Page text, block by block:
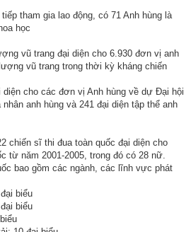
tham gia lao động, có 71 Anh hùng là
học
vũ trang đại diện cho 6.930 đơn vị anh
vũ trang trong thời kỳ kháng chiến
diện cho các đơn vị Anh hùng về dự Đại hội
anh hùng và 241 đại diện tập thể anh
chiến sĩ thi đua toàn quốc đại diện cho
từ năm 2001-2005, trong đó có 28 nữ.
bao gồm các ngành, các lĩnh vực phát
biểu
biểu